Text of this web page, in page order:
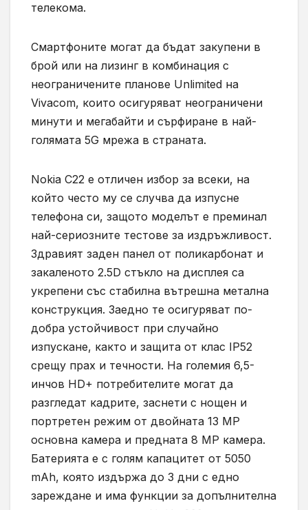
телекома.
Смартфоните могат да бъдат закупени в
брой или на лизинг в комбинация с
неограничените планове Unlimited на
Vivacom, които осигуряват неограничени
минути и мегабайти и сърфиране в най-
голямата 5G мрежа в страната.
Nokia C22 е отличен избор за всеки, на
който често му се случва да изпусне
телефона си, защото моделът е преминал
най-сериозните тестове за издръжливост.
Здравият заден панел от поликарбонат и
закаленото 2.5D стъкло на дисплея са
укрепени със стабилна вътрешна метална
конструкция. Заедно те осигуряват по-
добра устойчивост при случайно
изпускане, както и защита от клас IP52
срещу прах и течности. На големия 6,5-
инчов HD+ потребителите могат да
разгледат кадрите, заснети с нощен и
портретен режим от двойната 13 МР
основна камера и предната 8 МР камера.
Батерията е с голям капацитет от 5050
mAh, която издържа до 3 дни с едно
зареждане и има функции за допълнителна